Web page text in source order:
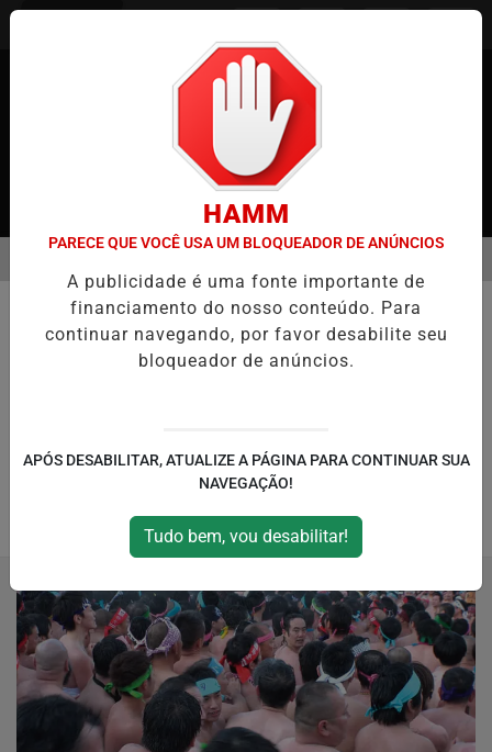
EM ALTA
COMUNIDADE
Mulheres desafiam tradição no
"festival do nu" do Japão
transformação
Pathy Moraes
12/05/2024 19:43 13/05/2024 23:37
HAMM
PARECE QUE VOCÊ USA UM BLOQUEADOR DE ANÚNCIOS
A publicidade é uma fonte importante de
financiamento do nosso conteúdo. Para
continuar navegando, por favor desabilite seu
bloqueador de anúncios.
APÓS DESABILITAR, ATUALIZE A PÁGINA PARA CONTINUAR SUA
NAVEGAÇÃO!
Tudo bem, vou desabilitar!